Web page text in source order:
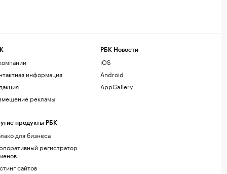
информация
рекламы
продукты РБК
для бизнеса
регистратор
сайтов
РБК Новости
iOS
Android
AppGallery